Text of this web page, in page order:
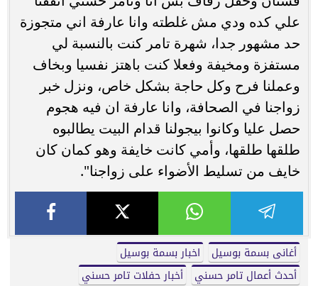
علي كده ودي مش غلطته وانا عارفة اني متجوزة
حد مشهور جدا، شهرة تامر كنت بالنسبة لي
مستفزة ومخيفة وفعلا كنت باهتز نفسيا وبخاف
وعملنا فرح وكل حاجة بشكل خاص، ونزل خبر
زواجنا في الصحافة، وانا عارفة ان فيه هجوم
حصل عليا وكانوا بيجولنا قدام البيت يطالبوه
طلقها طلقها، وأمي كانت خايفة وهو كمان كان
خايف من تسليط الأضواء على زواجنا".
أغانى بسمة بوسيل
اخبار بسمة بوسيل
أحدث أعمال تامر حسني
أخبار حفلات تامر حسني